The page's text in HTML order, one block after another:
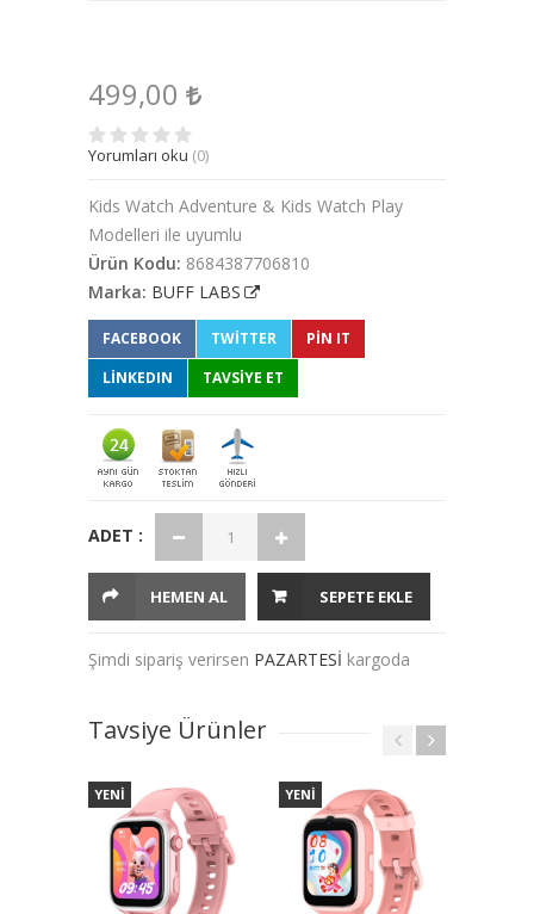
499,00
Yorumları oku (0)
Kids Watch Adventure & Kids Watch Play
Modelleri ile uyumlu
Ürün Kodu: 8684387706810
Marka: BUFF LABS
FACEBOOK TWITTER
PIN IT
LINKEDIN
TAVSİYE ET
ADET :
HEMEN AL SEPETE EKLE
Şimdi sipariş verirsen PAZARTESİ kargoda
Tavsiye Ürünler
YENİ YENİ